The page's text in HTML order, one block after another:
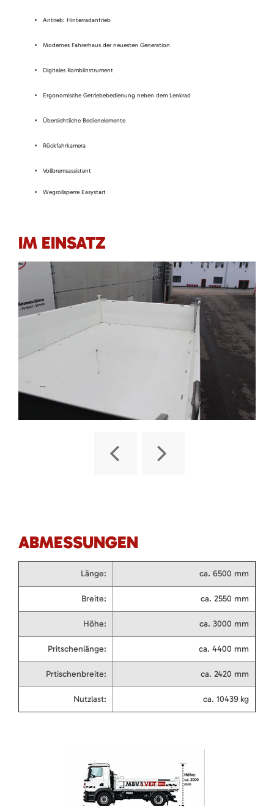
Antrieb: Hinterradantrieb
Modernes Fahrerhaus der neuesten Generation
Digitales Kombiinstrument
Ergonomische Getriebebedienung neben dem Lenkrad
Übersichtliche Bedienelemente
Rückfahrkamera
Vollbremsassistent
Wegrollsperre Easystart
IM EINSATZ
ABMESSUNGEN
Länge: ca. 6500 mm
Breite: ca. 2550 mm
Höhe: ca. 3000 mm
Pritschenlänge: ca. 4400 mm
Prtischenbreite: ca. 2420 mm
Nutzlast: ca. 10439 kg